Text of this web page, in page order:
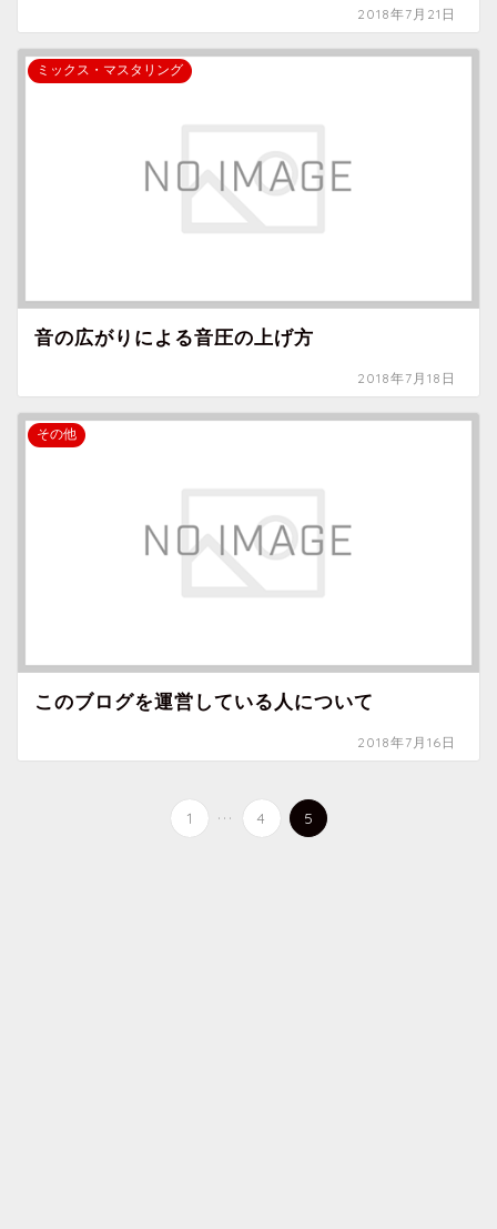
2018年7月21日
ミックス・マスタリング
音の広がりによる音圧の上げ方
2018年7月18日
その他
このブログを運営している人について
2018年7月16日
1 ... 4 5